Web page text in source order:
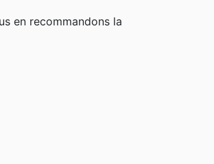
un nouveau voyage
Au moment où je
Actuellement,
classiques en collège.
en recommandons la